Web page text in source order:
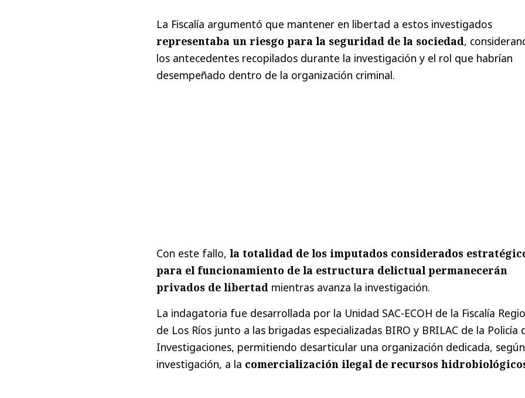
La Fiscalía argumentó que mantener en libertad a estos investigados
representaba un riesgo para la seguridad de la sociedad,
los antecedentes recopilados durante la investigación y el rol que habrían
desempeñado dentro de la organización criminal.
Con este fallo, la totalidad de los imputados considerados
para el funcionamiento de la estructura delictual permanecerán
privados de libertad mientras avanza la investigación.
La indagatoria fue desarrollada por la Unidad SAC-ECOH de la Fiscalía
de Los Ríos junto a las brigadas especializadas BIRO y BRILAC de la Policía
Investigaciones, permitiendo desarticular una organización dedicada,
investigación, a la comercialización ilegal de recursos